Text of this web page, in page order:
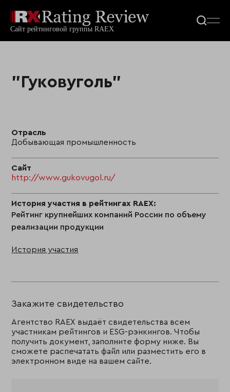
"Гуковуголь"
Отрасль
Добывающая промышленность
Сайт
http://www.gukovugol.ru/
История участия в рейтингах RAEX:
Рейтинг крупнейших компаний России по объему
реализации продукции
История участия
Закажите свидетельство
Агентство RAEX выдаёт свидетельства всем
участникам рейтингов и ESG-рэнкингов. Чтобы
получить документ, заполните форму ниже. Вы
сможете распечатать файл или разместить его в
электронном виде на вашем сайте.